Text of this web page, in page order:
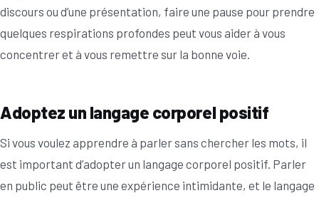
discours ou d’une présentation, faire une pause pour prendre
quelques respirations profondes peut vous aider à vous
concentrer et à vous remettre sur la bonne voie.
Adoptez un langage corporel positif
Si vous voulez apprendre à parler sans chercher les mots, il
est important d’adopter un langage corporel positif. Parler
en public peut être une expérience intimidante, et le langage